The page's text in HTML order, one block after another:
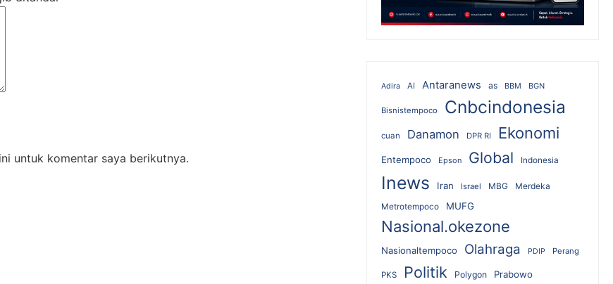
untuk komentar saya berikutnya.
Adira AI Antaranews as BBM BGN
Bisnistempoco Cnbcindonesia
cuan Danamon DPR RI Ekonomi
Entempoco Epson Global Indonesia
Inews Iran Israel MBG Merdeka
Metrotempoco MUFG
Nasional.okezone
Nasionaltempoco Olahraga PDIP Perang
PKS Politik Polygon Prabowo